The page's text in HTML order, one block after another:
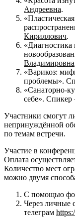
Андреевна.
Кириллович.
«Диагностика
Владимировна
«Варикоз:
проблемы».
«Санаторно-
себе». Спикер
Участники смогут
непринуждённой
по темам встречи.
Участие в
Оплата
Количество мест
можно двумя
С помощью
Через личные
телеграм